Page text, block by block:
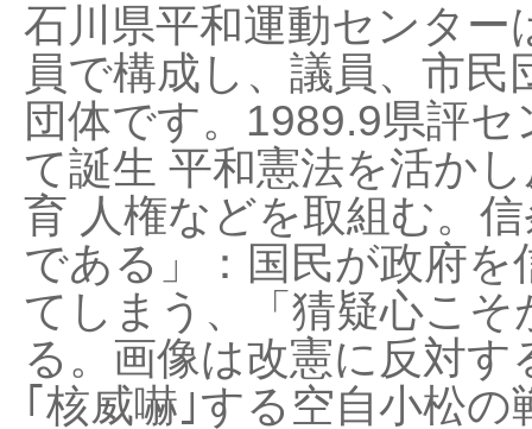
石川県平和運動センタ
員で構成し、議員、市
団体です。1989.9県評
て誕生 平和憲法を活か
育 人権などを取組む。
である」：国民が政府
てしまう、「猜疑心こ
る。画像は改憲に反対
｢核威嚇｣する空自小松